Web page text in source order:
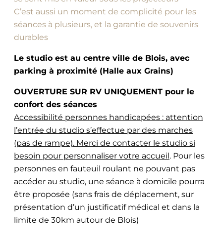
C’est aussi un moment de complicité pour les
séances à plusieurs, et la garantie de souvenirs
durables
Le studio est au centre ville de Blois, avec
parking à proximité (Halle aux Grains)
OUVERTURE SUR RV UNIQUEMENT pour le
confort des séances
Accessibilité personnes handicapées : attention
l’entrée du studio s’effectue par des marches
(pas de rampe). Merci de contacter le studio si
besoin pour personnaliser votre accueil. Pour les
personnes en fauteuil roulant ne pouvant pas
accéder au studio, une séance à domicile pourra
être proposée (sans frais de déplacement, sur
présentation d’un justificatif médical et dans la
limite de 30km autour de Blois)